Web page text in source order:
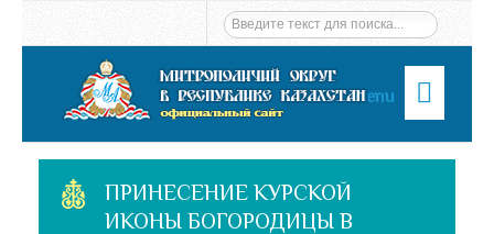
Menu
ПРИНЕСЕНИЕ КУРСКОЙ
ИКОНЫ БОГОРОДИЦЫ В